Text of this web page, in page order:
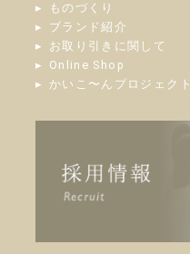
ものづくり
ブランド紹介
お取り引きに関して
Online Shop
かいこ〜んプロジェクト